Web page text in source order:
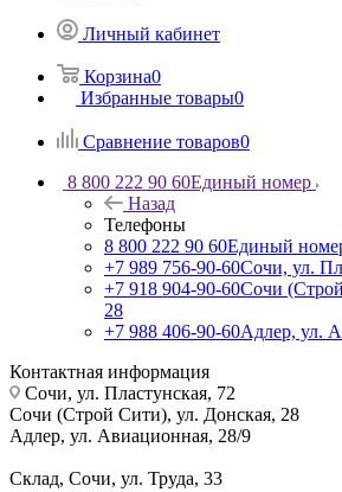
Личный кабинет
Корзина0
Избранные товары0
Сравнение товаров0
8 800 222 90 60Единый номер
Назад
Телефоны
8 800 222 90 60Единый
+7 989 756-90-60Сочи, ул.
+7 918 904-90-60Сочи
28
+7 988 406-90-60Адлер, ул.
Контактная информация
Сочи, ул. Пластунская, 72
Сочи (Строй Сити), ул. Донская, 28
Адлер, ул. Авиационная, 28/9
Склад, Сочи, ул. Труда, 33